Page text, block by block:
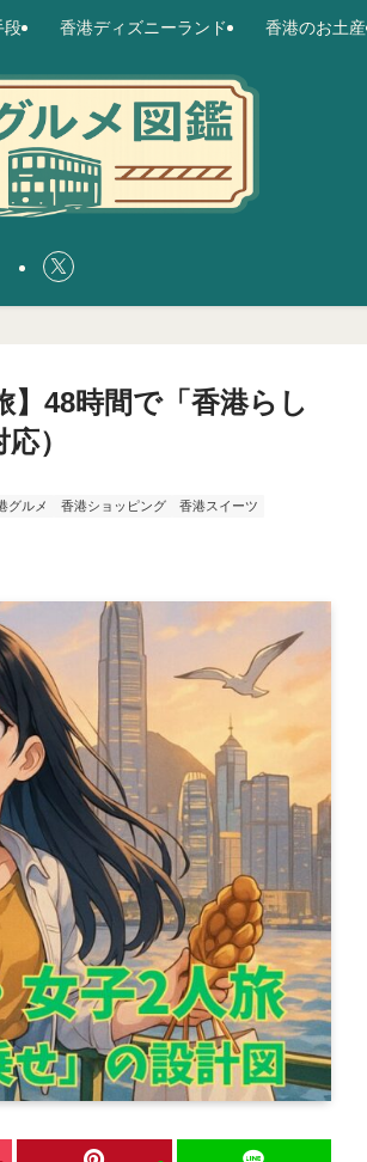
段 香港ディズニーランド 香港のお土産
】48時間で「香港らし
）
グルメ 香港ショッピング
香港スイーツ